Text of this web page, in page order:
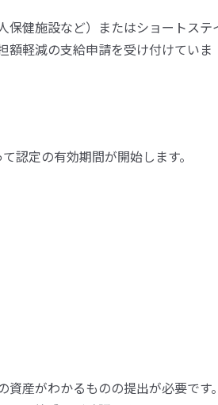
保健施設など）またはショートステ
額軽減の支給申請を受け付けていま
認定の有効期間が開始します。
産がわかるものの提出が必要です。